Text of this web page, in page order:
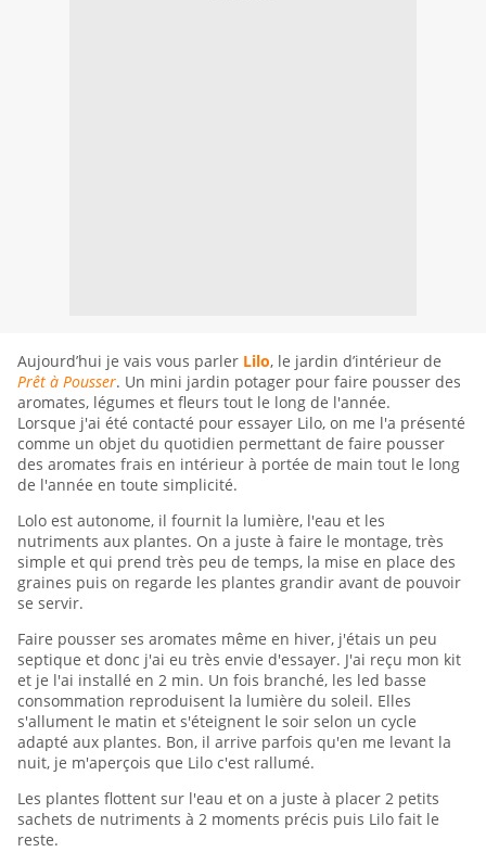
Aujourd’hui je vais vous parler Lilo, le jardin d’intérieur de
Prêt à Pousser. Un mini jardin potager pour faire pousser des
aromates, légumes et fleurs tout le long de l'année.
Lorsque j'ai été contacté pour essayer Lilo, on me l'a présenté
comme un objet du quotidien permettant de faire pousser
des aromates frais en intérieur à portée de main tout le long
de l'année en toute simplicité.
Lolo est autonome, il fournit la lumière, l'eau et les
nutriments aux plantes. On a juste à faire le montage, très
simple et qui prend très peu de temps, la mise en place des
graines puis on regarde les plantes grandir avant de pouvoir
se servir.
Faire pousser ses aromates même en hiver, j'étais un peu
septique et donc j'ai eu très envie d'essayer. J'ai reçu mon kit
et je l'ai installé en 2 min. Un fois branché, les led basse
consommation reproduisent la lumière du soleil. Elles
s'allument le matin et s'éteignent le soir selon un cycle
adapté aux plantes. Bon, il arrive parfois qu'en me levant la
nuit, je m'aperçois que Lilo c'est rallumé.
Les plantes flottent sur l'eau et on a juste à placer 2 petits
sachets de nutriments à 2 moments précis puis Lilo fait le
reste.